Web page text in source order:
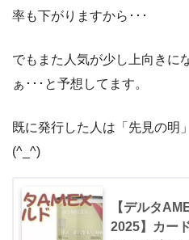
率も下がりますから･･･
でもまた人気が少し上向きに
ぁ･･･と予想してます。
既に発行した人は「先見の明
(^_^)
【デルタ
2025】カー